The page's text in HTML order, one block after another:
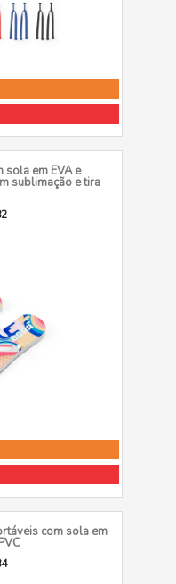
sola em EVA e
sublimação e tira
com sola em